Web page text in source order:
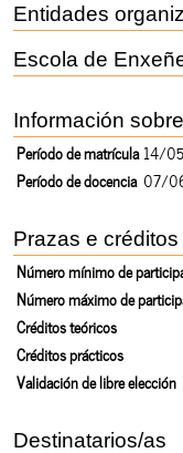
Entidades
Escola de
Información
Período de matrícula 14/
Período de docencia 07/
Prazas e créditos
Número mínimo de
Número máximo de
Créditos teóricos
Créditos prácticos
Validación de libre elección
Destinatarios/as